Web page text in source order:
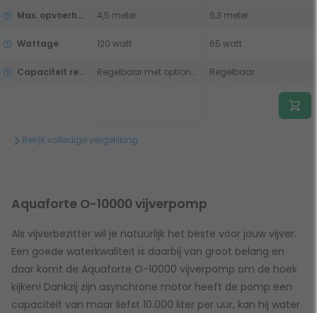
Max. opvoerhoogte
Wattage
Capaciteit regelbaar
4,5 meter
120 watt
Regelbaar met optionele dimmer
5,3 meter
65 watt
Regelbaar
Bekijk volledige vergelijking
Aquaforte O-10000 vijverpomp
Als vijverbezitter wil je natuurlijk het beste voor jouw vijver.
Een goede waterkwaliteit is daarbij van groot belang en
daar komt de Aquaforte O-10000 vijverpomp om de hoek
kijken! Dankzij zijn asynchrone motor heeft de pomp een
capaciteit van maar liefst 10.000 liter per uur, kan hij water